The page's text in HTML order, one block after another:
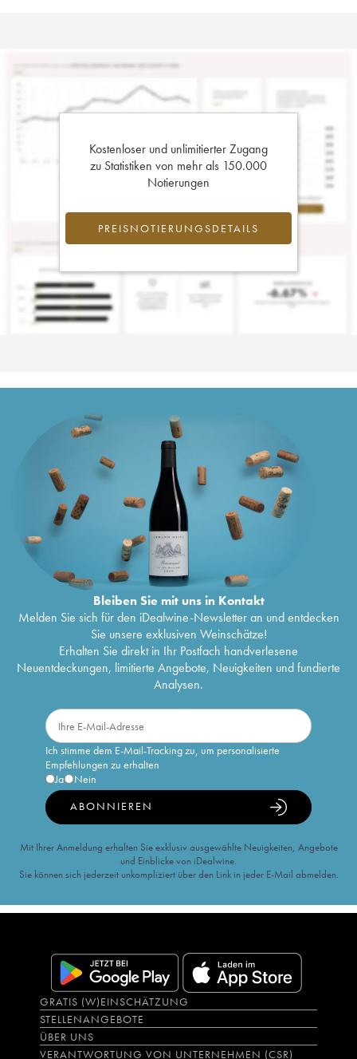
Kostenloser und unlimitierter Zugang
zu Statistiken von mehr als 150.000
Notierungen
PREISNOTIERUNGSDETAILS
Bleiben Sie mit uns in Kontakt
Melden Sie sich für den iDealwine-Newsletter an und entdecken
Sie unsere exklusiven Weinschätze!
Erhalten Sie direkt in Ihr Postfach handverlesene
Neuentdeckungen, limitierte Angebote, Neuigkeiten und fundierte
Analysen.
Ich stimme dem E-Mail-Tracking zu, um personalisierte
Empfehlungen zu erhalten
Ja
Nein
ABONNIEREN
Mit Ihrer Anmeldung erhalten Sie exklusiv ausgewählte Neuigkeiten, Angebote
und Einblicke von iDealwine.
Sie können sich jederzeit unkompliziert über den Link in jeder E-Mail abmelden.
GRATIS (W)EINSCHÄTZUNG
STELLENANGEBOTE
ÜBER UNS
VERANTWORTUNG VON UNTERNEHMEN (CSR)